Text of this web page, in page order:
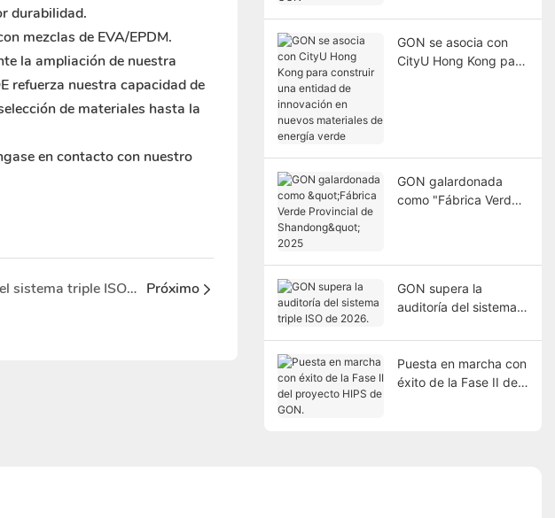
durabilidad.
mezclas de EVA/EPDM.
la ampliación de nuestra
refuerza nuestra capacidad de
de materiales hasta la
en contacto con nuestro
GON supera la auditoría del sistema triple ISO de 2026. Próximo
GON se asocia con
CityU Hong Kong para
GON galardonada
como "Fábrica Verde
GON supera la
auditoría del sistema
Puesta en marcha con
éxito de la Fase II del